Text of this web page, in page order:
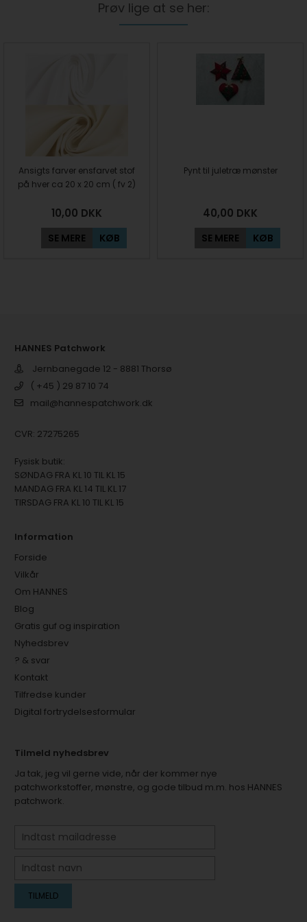
Prøv lige at se her:
Ansigts farver ensfarvet stof
på hver ca 20 x 20 cm ( fv 2)
10,00 DKK
SE MERE KØB
Pynt til juletræ mønster
40,00 DKK
SE MERE KØB
HANNES Patchwork
Jernbanegade 12 - 8881 Thorsø
( +45 ) 29 87 10 74
mail@hannespatchwork.dk
CVR: 27275265
Fysisk butik:
SØNDAG FRA KL 10 TIL KL 15
MANDAG FRA KL 14 TIL KL 17
TIRSDAG FRA KL 10 TIL KL 15
Information
Forside
Vilkår
Om HANNES
Blog
Gratis guf og inspiration
Nyhedsbrev
? & svar
Kontakt
Tilfredse kunder
Digital fortrydelsesformular
Tilmeld nyhedsbrev
Ja tak, jeg vil gerne vide, når der kommer nye
patchworkstoffer, mønstre, og gode tilbud m.m. hos HANNES
patchwork.